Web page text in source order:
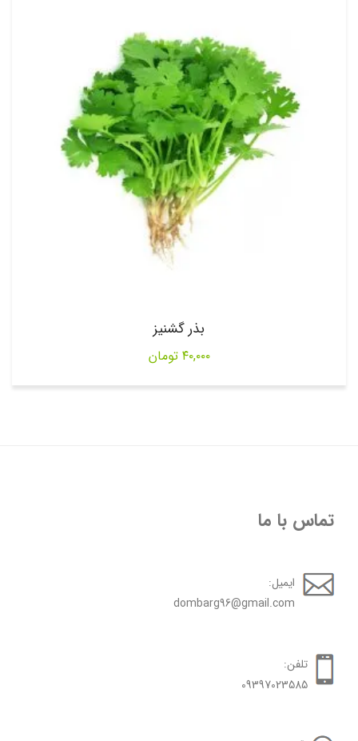
بذر گشنیز
۴۰,۰۰۰ تومان
تماس با ما
ایمیل:
dombarg96@gmail.com
تلفن:
09397023585